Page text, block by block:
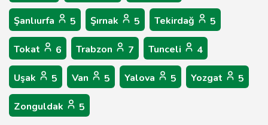
Şanlıurfa 5 Şırnak 5 Tekirdağ 5
Tokat 6 Trabzon 7 Tunceli 4
Uşak 5 Van 5 Yalova 5 Yozgat 5
Zonguldak 5